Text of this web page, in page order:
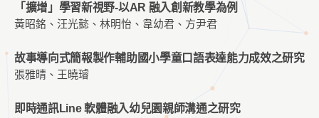
「擴增」學習新視野-以AR 融入創新教學為例
黃昭銘、汪光懿、林明怡、韋幼君、方尹君
故事導向式簡報製作輔助國小學童口語表達能力成效之研究
張雅晴、王曉璿
即時通訊Line 軟體融入幼兒園親師溝通之研究